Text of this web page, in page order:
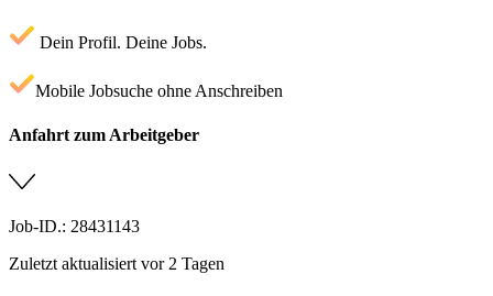
Dein Profil. Deine Jobs.
Mobile Jobsuche ohne Anschreiben
Anfahrt zum Arbeitgeber
Job-ID.: 28431143
Zuletzt aktualisiert vor 2 Tagen